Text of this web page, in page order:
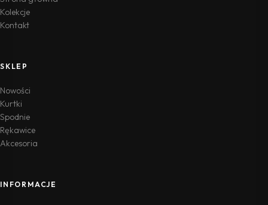
Kolekcje
Kontakt
SKLEP
Nowości
Kurtki
Spodnie
Rękawice
Akcesoria
INFORMACJE